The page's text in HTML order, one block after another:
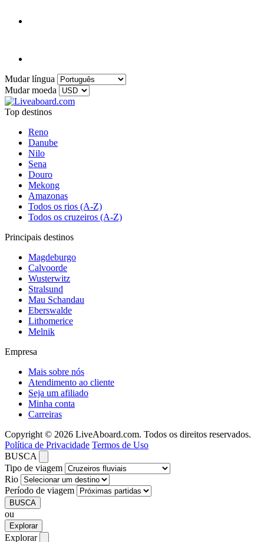
Mudar língua
Mudar moeda
Top destinos
Reno
Danube
Nilo
Sena
Douro
Mekong
Amazonas
Todos os rios (A-Z)
Todos os cruzeiros (A-Z)
Principais destinos
Magdeburgo
Calvoorde
Wusterwitz
Stralsund
Mau Schandau
Eberswalde
Lithomerice
Melnik
Empresa
Mais sobre nós
Atendimento ao cliente
Seja um afiliado
Minha conta
Carreiras
Copyright © 2026 LiveAboard.com. Todos os direitos reservados.
Política de Privacidade Termos de Uso
BUSCA
Tipo de viagem
Rio
Período de viagem
BUSCA
ou
Explorar
Explorar